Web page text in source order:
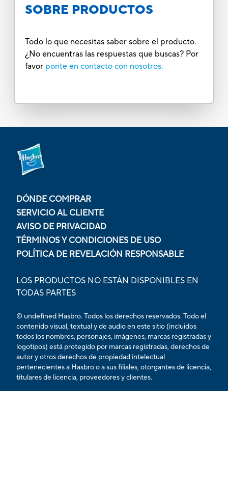
SOBRE PRODUCTOS
Todo lo que necesitas saber sobre el producto.
¿No encuentras las respuestas que buscas? Por
favor ponte en contacto con nosotros.
DÓNDE COMPRAR
SERVICIO AL CLIENTE
AVISO DE PRIVACIDAD
TÉRMINOS Y CONDICIONES DE USO
POLÍTICA DE REVELACIÓN RESPONSABLE
LOS PRODUCTOS NO ESTÁN DISPONIBLES EN
TODAS PARTES
© undefined Hasbro. Todos los derechos reservados. Todo el
contenido visual, textual y de audio en este sitio (incluidos
todos los nombres, personajes, imágenes, marcas registradas y
logotipos) está protegido por marcas registradas, derechos de
autor y otros derechos de propiedad intelectual
pertenecientes a Hasbro o a sus filiales, otorgantes de licencia,
titulares de licencia, proveedores y clientes.